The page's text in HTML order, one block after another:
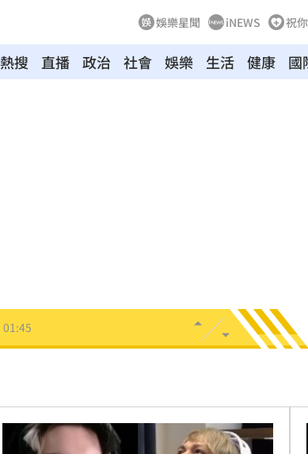
娛樂星聞 iNEWS 祝
熱搜 直播 政治 社會 娛樂 生活 健康 國
01:45
01:03